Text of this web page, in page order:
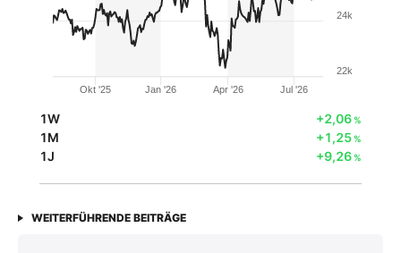
Okt '25 Jan '26 Apr '26 Jul '26
22k
24k
1W +2,06%
1M +1,25%
1J +9,26%
WEITERFÜHRENDE BEITRÄGE